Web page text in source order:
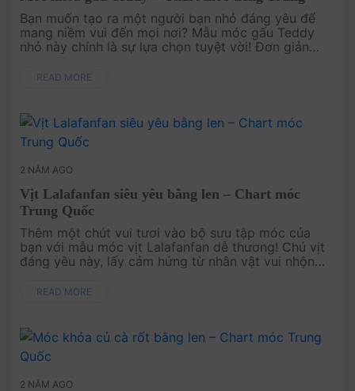
Bạn muốn tạo ra một người bạn nhỏ đáng yêu để
mang niềm vui đến mọi nơi? Mẫu móc gấu Teddy
nhỏ này chính là sự lựa chọn tuyệt vời! Đơn giản
khiến ai cũng phải ....
READ MORE
2 NĂM AGO
Vịt Lalafanfan siêu yêu bằng len – Chart móc
Trung Quốc
Thêm một chút vui tươi vào bộ sưu tập móc của
bạn với mẫu móc vịt Lalafanfan dễ thương! Chú vịt
đáng yêu này, lấy cảm hứng từ nhân vật vui nhộn
thích thiết k....
READ MORE
2 NĂM AGO